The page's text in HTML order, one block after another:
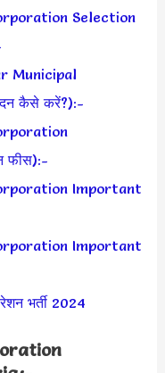
Selection
Municipal
कैसे करें?):-
फीस):-
Important
Important
भर्ती 2024